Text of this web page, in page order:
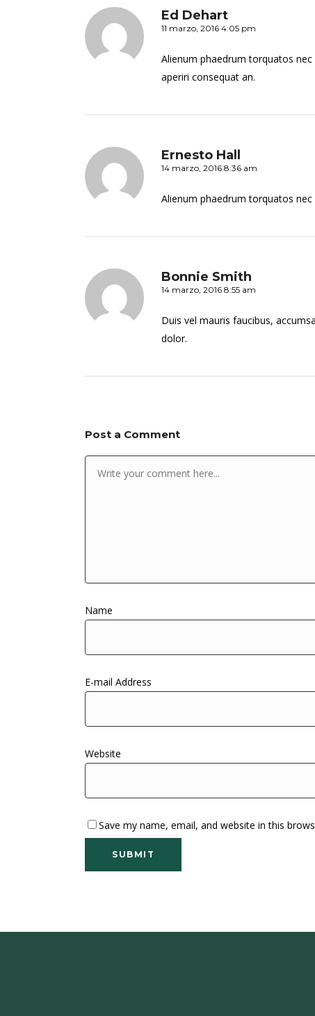
Ed Dehart
11 marzo, 2016 4:05 pm
Alienum phaedrum torquatos nec
aperiri consequat an.
Ernesto Hall
14 marzo, 2016 8:36 am
Alienum phaedrum torquatos
Bonnie Smith
14 marzo, 2016 8:55 am
Duis vel mauris faucibus,
dolor.
Post a Comment
Name
E-mail Address
Website
Save my name, email, and website in this